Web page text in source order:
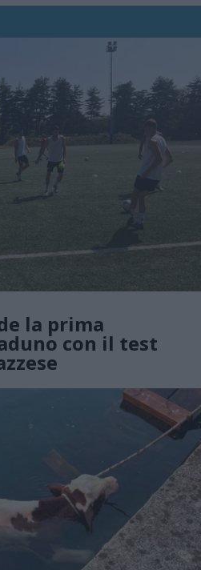
la prima
con il test